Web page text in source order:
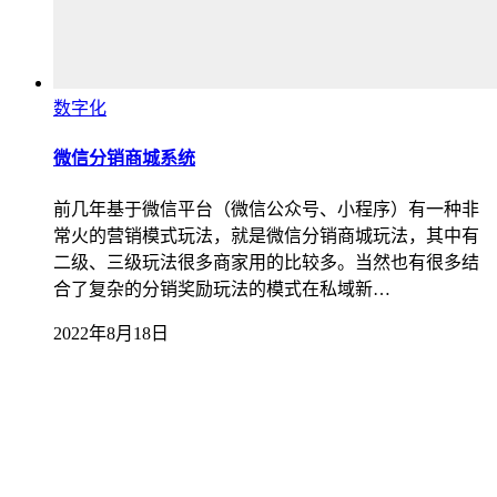
数字化
微信分销商城系统
前几年基于微信平台（微信公众号、小程序）有一种非
常火的营销模式玩法，就是微信分销商城玩法，其中有
二级、三级玩法很多商家用的比较多。当然也有很多结
合了复杂的分销奖励玩法的模式在私域新…
2022年8月18日